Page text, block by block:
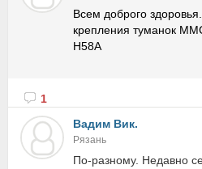
Всем доброго
крепления туманок
Н58А
1
Вадим Вик.
Рязань
По-разному. Недавно